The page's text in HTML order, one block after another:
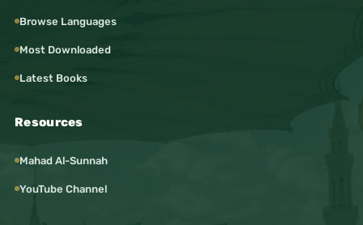
Browse Languages
Most Downloaded
Latest Books
Resources
Mahad Al-Sunnah
YouTube Channel